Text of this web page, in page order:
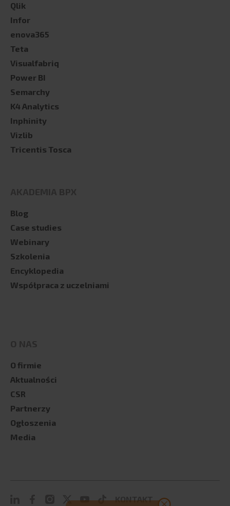
Qlik
Infor
enova365
Teta
Visualfabriq
Power BI
Semarchy
K4 Analytics
Inphinity
Vizlib
Tricentis Tosca
Blog
Case studies
Webinary
Szkolenia
Encyklopedia
Współpraca z uczelniami
O firmie
Aktualności
CSR
Partnerzy
Ogłoszenia
Media
KONTAKT